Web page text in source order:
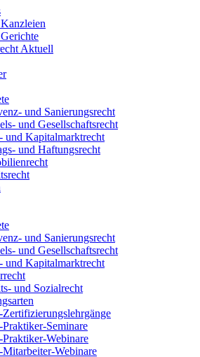
Aktuell
und Sanierungsrecht
und Gesellschaftsrecht
und Kapitalmarktrecht
und Haftungsrecht
und Sanierungsrecht
und Gesellschaftsrecht
und Kapitalmarktrecht
und Sozialrecht
Zertifizierungslehrgänge
Seminare
Webinare
Mitarbeiter-Webinare